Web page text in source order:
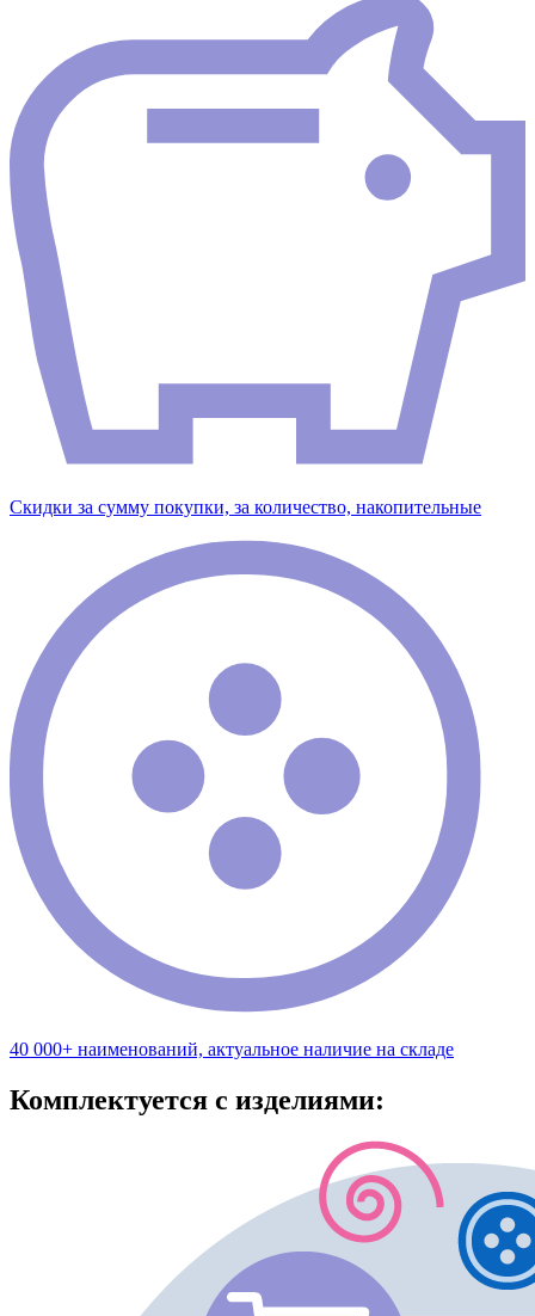
Скидки за сумму покупки, за количество, накопительные
40 000+ наименований, актуальное наличие на складе
Комплектуется с изделиями: